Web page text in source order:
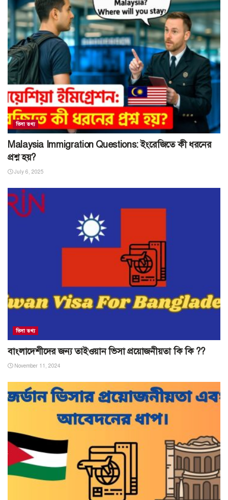
ভিসা তথ্য
Malaysia Immigration Questions: ইংরেজিতে কী ধরনের
প্রশ্ন হয়?
July 6, 2025
ভিসা তথ্য
বাংলাদেশীদের জন্য তাইওয়ান ভিসা প্রয়োজনীয়তা কি কি ??
November 11, 2024